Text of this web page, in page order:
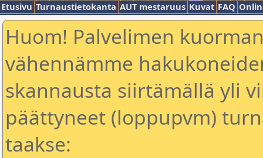
Etusivu Turnaustietokanta AUT mestaruus Kuvat FAQ
Huom! Palvelimen
vähennämme
skannausta siirtämällä yli
päättyneet (loppupvm)
taakse: